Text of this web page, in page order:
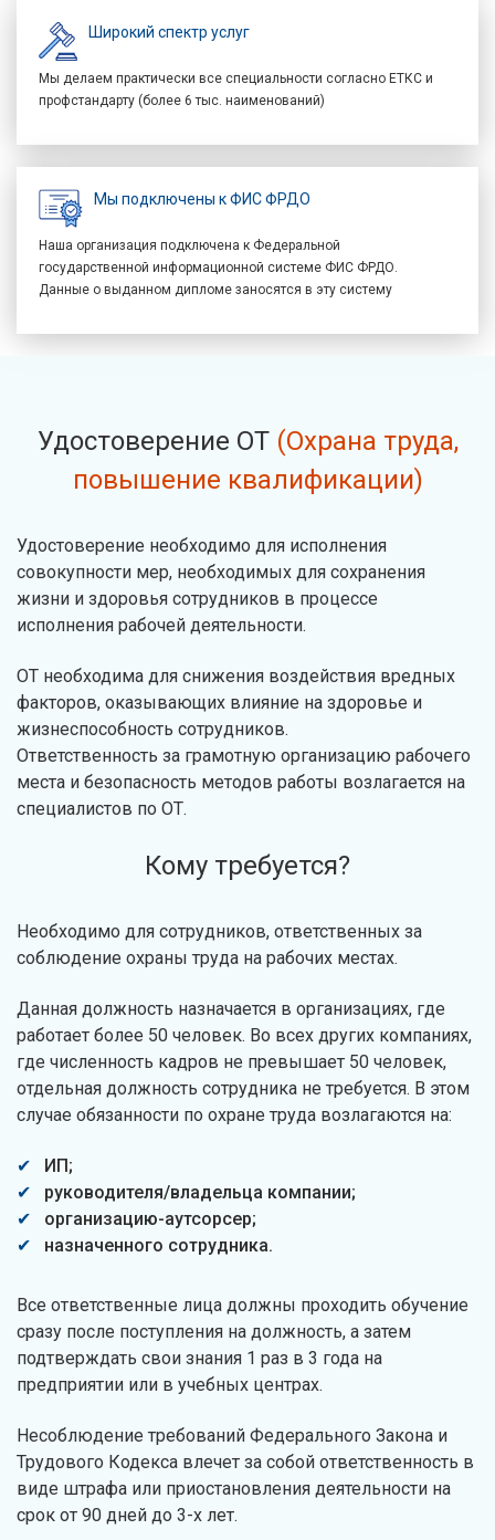
Широкий спектр услуг
Мы делаем практически все специальности согласно ЕТКС и
профстандарту (более 6 тыс. наименований)
Мы подключены к ФИС ФРДО
Наша организация подключена к Федеральной
государственной информационной системе ФИС ФРДО.
Данные о выданном дипломе заносятся в эту систему
Удостоверение ОТ (Охрана труда,
повышение квалификации)
Удостоверение необходимо для исполнения
совокупности мер, необходимых для сохранения
жизни и здоровья сотрудников в процессе
исполнения рабочей деятельности.
ОТ необходима для снижения воздействия вредных
факторов, оказывающих влияние на здоровье и
жизнеспособность сотрудников.
Ответственность за грамотную организацию рабочего
места и безопасность методов работы возлагается на
специалистов по ОТ.
Кому требуется?
Необходимо для сотрудников, ответственных за
соблюдение охраны труда на рабочих местах.
Данная должность назначается в организациях, где
работает более 50 человек. Во всех других компаниях,
где численность кадров не превышает 50 человек,
отдельная должность сотрудника не требуется. В этом
случае обязанности по охране труда возлагаются на:
ИП;
руководителя/владельца компании;
организацию-аутсорсер;
назначенного сотрудника.
Все ответственные лица должны проходить обучение
сразу после поступления на должность, а затем
подтверждать свои знания 1 раз в 3 года на
предприятии или в учебных центрах.
Несоблюдение требований Федерального Закона и
Трудового Кодекса влечет за собой ответственность в
виде штрафа или приостановления деятельности на
срок от 90 дней до 3-х лет.